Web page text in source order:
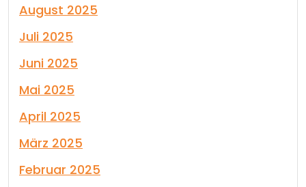
August 2025
Juli 2025
Juni 2025
Mai 2025
April 2025
März 2025
Februar 2025